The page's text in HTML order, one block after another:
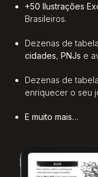
+50 Ilustrações
Brasileiros.
Dezenas de
cidades,PNJs e
Dezenas de
enriquecer o seu
E muito mais…